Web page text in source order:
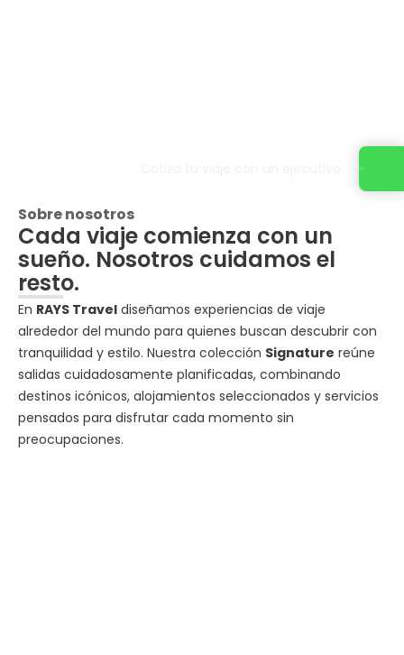
Sobre nosotros
Cada viaje comienza con un
sueño. Nosotros cuidamos el
resto.
En RAYS Travel diseñamos experiencias de viaje
alrededor del mundo para quienes buscan descubrir con
tranquilidad y estilo. Nuestra colección Signature reúne
salidas cuidadosamente planificadas, combinando
destinos icónicos, alojamientos seleccionados y servicios
pensados para disfrutar cada momento sin
preocupaciones.